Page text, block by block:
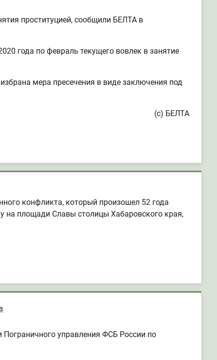
проституцией, сообщили БЕЛТА в
года по февраль текущего вовлек в занятие
мера пресечения в виде заключения под
(с) БЕЛТА
конфликта, который произошел 52 года
на площади Славы столицы Хабаровского края,
Пограничного управления ФСБ России по